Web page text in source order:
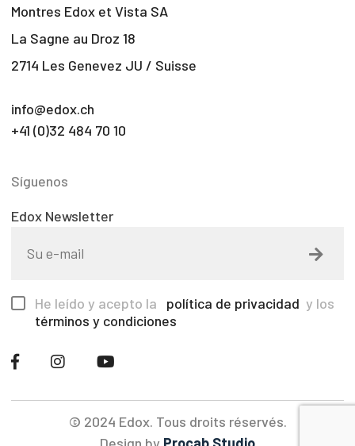
Montres Edox et Vista SA
La Sagne au Droz 18
2714 Les Genevez JU / Suisse
info@edox.ch
+41 (0)32 484 70 10
Síguenos
Edox Newsletter
He leído y acepto la política de privacidad y los
términos y condiciones
© 2024 Edox. Tous droits réservés.